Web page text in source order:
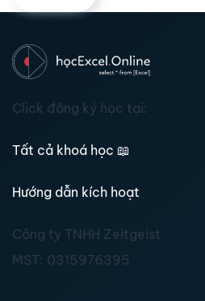
Click đăng ký học tại:
Tất cả khoá học 📖
Hướng dẫn kích hoạt
Công ty TNHH Zeitgeist
MST: 0315976395